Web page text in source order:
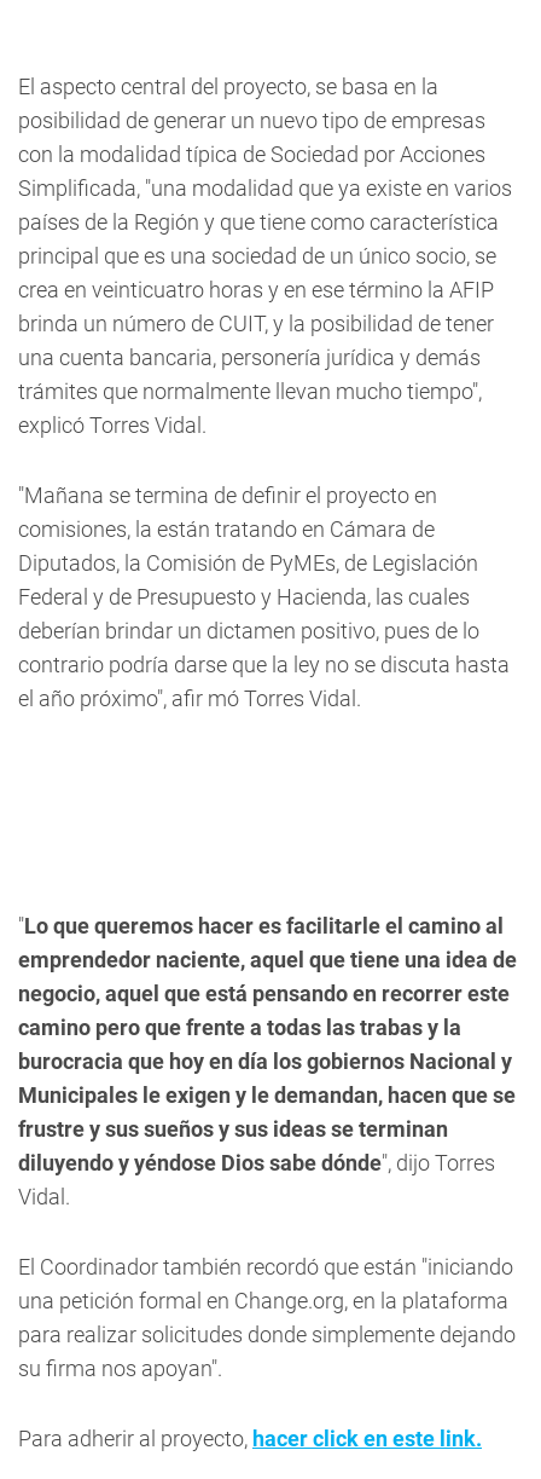
El aspecto central del proyecto, se basa en la
posibilidad de generar un nuevo tipo de empresas
con la modalidad típica de Sociedad por Acciones
Simplificada, "una modalidad que ya existe en varios
países de la Región y que tiene como característica
principal que es una sociedad de un único socio, se
crea en veinticuatro horas y en ese término la AFIP
brinda un número de CUIT, y la posibilidad de tener
una cuenta bancaria, personería jurídica y demás
trámites que normalmente llevan mucho tiempo",
explicó Torres Vidal.
"Mañana se termina de definir el proyecto en
comisiones, la están tratando en Cámara de
Diputados, la Comisión de PyMEs, de Legislación
Federal y de Presupuesto y Hacienda, las cuales
deberían brindar un dictamen positivo, pues de lo
contrario podría darse que la ley no se discuta hasta
el año próximo", afir mó Torres Vidal.
"Lo que queremos hacer es facilitarle el camino al
emprendedor naciente, aquel que tiene una idea de
negocio, aquel que está pensando en recorrer este
camino pero que frente a todas las trabas y la
burocracia que hoy en día los gobiernos Nacional y
Municipales le exigen y le demandan, hacen que se
frustre y sus sueños y sus ideas se terminan
diluyendo y yéndose Dios sabe dónde", dijo Torres
Vidal.
El Coordinador también recordó que están "iniciando
una petición formal en Change.org, en la plataforma
para realizar solicitudes donde simplemente dejando
su firma nos apoyan".
Para adherir al proyecto, hacer click en este link.